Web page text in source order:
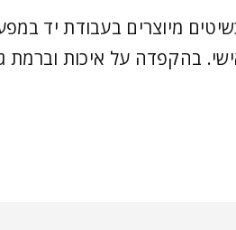
מיוצרים בעבודת יד
בהקפדה על איכות וברמת